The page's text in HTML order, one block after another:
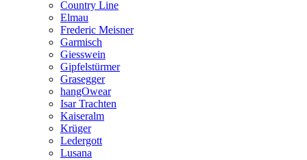
Country Line
Elmau
Frederic Meisner
Garmisch
Giesswein
Gipfelstürmer
Grasegger
hangOwear
Isar Trachten
Kaiseralm
Krüger
Ledergott
Lusana